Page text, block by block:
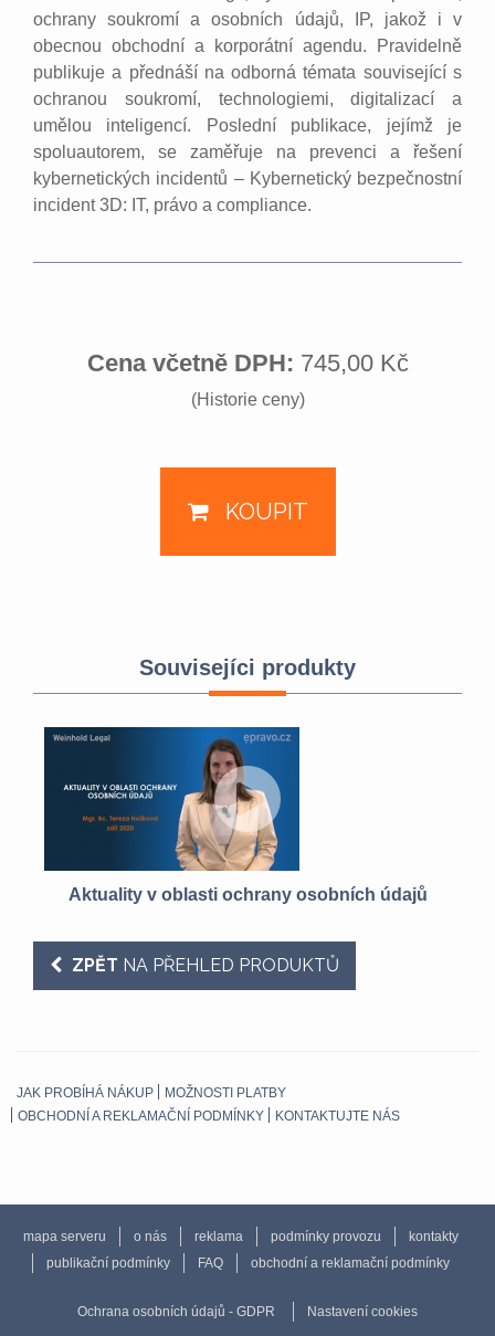
ochrany soukromí a osobních údajů, IP, jakož i v
obecnou obchodní a korporátní agendu. Pravidelně
publikuje a přednáší na odborná témata související s
ochranou soukromí, technologiemi, digitalizací a
umělou inteligencí. Poslední publikace, jejímž je
spoluautorem, se zaměřuje na prevenci a řešení
kybernetických incidentů – Kybernetický bezpečnostní
incident 3D: IT, právo a compliance.
Cena včetně DPH: 745,00 Kč
(Historie ceny)
KOUPIT
Souvisejíci produkty
Aktuality v oblasti ochrany osobních údajů
ZPĚT NA PŘEHLED PRODUKTŮ
JAK PROBÍHÁ NÁKUP
MOŽNOSTI PLATBY
OBCHODNÍ A REKLAMAČNÍ PODMÍNKY
KONTAKTUJTE NÁS
mapa serveru o nás reklama podmínky provozu
kontakty
publikační podmínky
FAQ obchodní a reklamační podmínky
Ochrana osobních údajů - GDPR Nastavení cookies